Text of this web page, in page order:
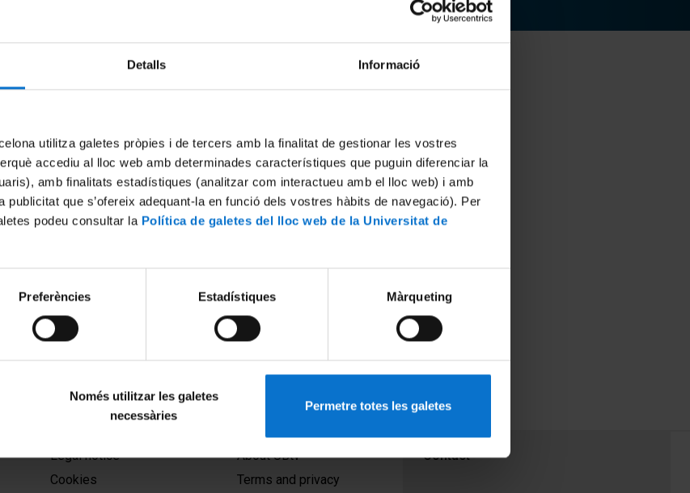
Detalls Informació
utilitza galetes pròpies i de tercers amb la finalitat de gestionar les vostres
accediu al lloc web amb determinades característiques que puguin diferenciar la
amb finalitats estadístiques (analitzar com interactueu amb el lloc web) i amb
publicitat que s’ofereix adequant-la en funció dels vostres hàbits de navegació). Per
podeu consultar la Política de galetes del lloc web de la Universitat de
Preferències Estadístiques Màrqueting
Només utilitzar les galetes
necessàries
Permetre totes les galetes
Legal notice
Cookies
About UBtv
Terms and privacy
Contact